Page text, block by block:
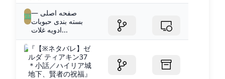
صفحه اصلی —
بسته بندی حبوبات
ادویه غلات...
『【※ネタバレ】ゼ
ルダ ティアキン37
＊小話／ハイリア城
地下、賢者の祝福』